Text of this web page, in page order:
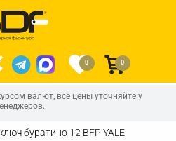
0 0
валют, все цены уточняйте у
буратино 12 BFP YALE